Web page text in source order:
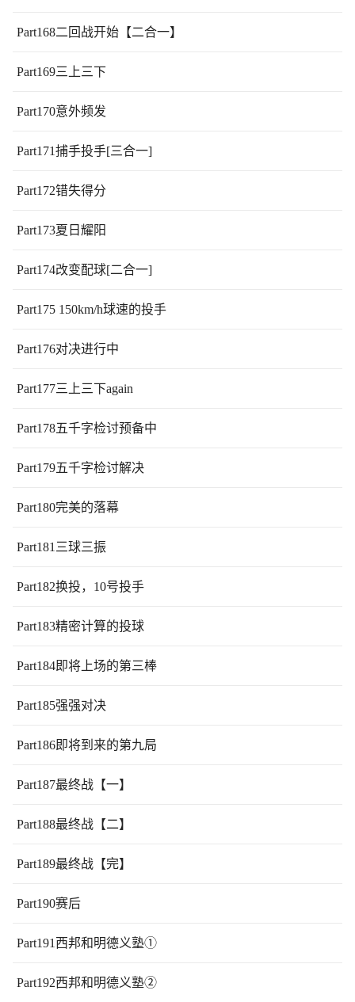
Part168二回战开始【二合一】
Part169三上三下
Part170意外频发
Part171捕手投手[三合一]
Part172错失得分
Part173夏日耀阳
Part174改变配球[二合一]
Part175 150km/h球速的投手
Part176对决进行中
Part177三上三下again
Part178五千字检讨预备中
Part179五千字检讨解决
Part180完美的落幕
Part181三球三振
Part182换投，10号投手
Part183精密计算的投球
Part184即将上场的第三棒
Part185强强对决
Part186即将到来的第九局
Part187最终战【一】
Part188最终战【二】
Part189最终战【完】
Part190赛后
Part191西邦和明德义塾①
Part192西邦和明德义塾②